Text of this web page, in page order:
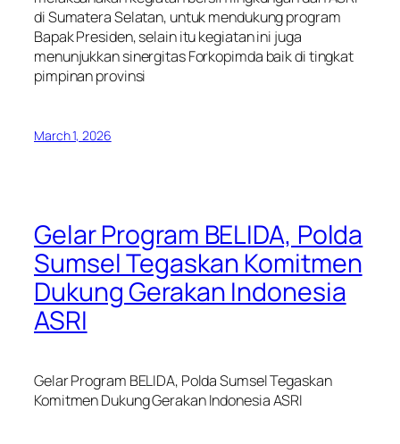
di Sumatera Selatan, untuk mendukung program
Bapak Presiden, selain itu kegiatan ini juga
menunjukkan sinergitas Forkopimda baik di tingkat
pimpinan provinsi
March 1, 2026
Gelar Program BELIDA, Polda
Sumsel Tegaskan Komitmen
Dukung Gerakan Indonesia
ASRI
Gelar Program BELIDA, Polda Sumsel Tegaskan
Komitmen Dukung Gerakan Indonesia ASRI